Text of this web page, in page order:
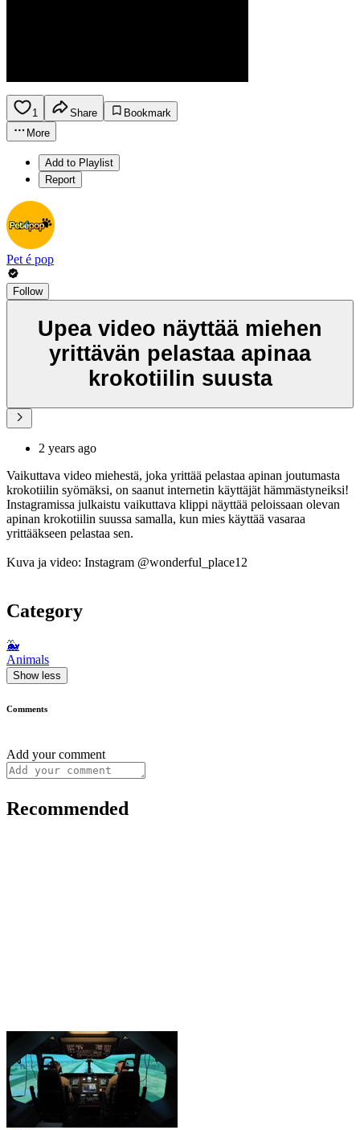
1 Share
Bookmark
More
Add to Playlist
Report
Pet é pop
Follow
Upea video näyttää miehen
yrittävän pelastaa apinaa
krokotiilin suusta
2 years ago
Vaikuttava video miehestä, joka yrittää pelastaa apinan joutumasta
krokotiilin syömäksi, on saanut internetin käyttäjät hämmästyneiksi!
Instagramissa julkaistu vaikuttava klippi näyttää peloissaan olevan
apinan krokotiilin suussa samalla, kun mies käyttää vasaraa
yrittääkseen pelastaa sen.
Kuva ja video: Instagram @wonderful_place12
Category
🐳
Animals
Show less
Comments
Add your comment
Recommended